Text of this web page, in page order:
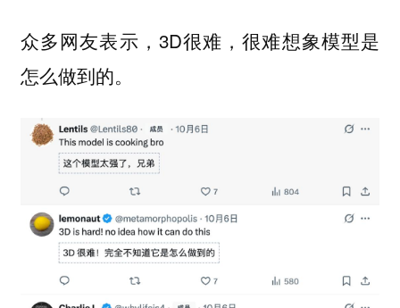
众多网友表示，3D很难，很难想象模型是
怎么做到的。